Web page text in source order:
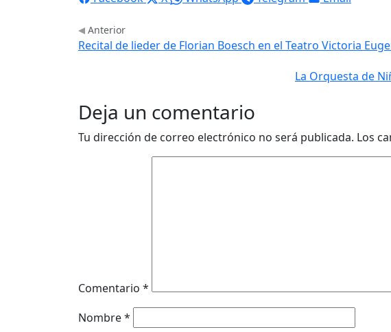
Anterior
Recital de lieder de Florian Boesch en el Teatro Victoria
La Orquesta de
Deja un comentario
Tu dirección de correo electrónico no será publicada. Los
Comentario *
Nombre*